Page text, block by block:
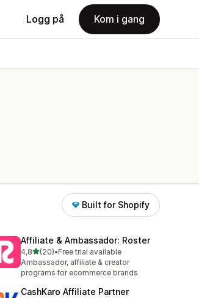
Logg på Kom i gang
Built for Shopify
Affiliate & Ambassador: Roster
4,8av 5 stjerner
(20)
Totalt 20 omtaler
•Free trial available
Ambassador, affiliate & creator
programs for ecommerce brands
CashKaro Affiliate Partner